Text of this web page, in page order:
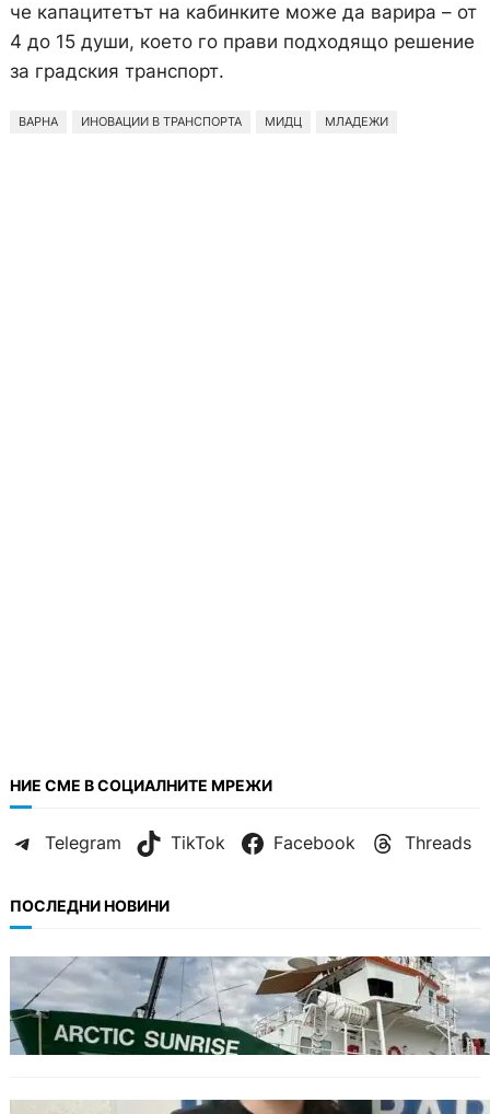
че капацитетът на кабинките може да варира – от
4 до 15 души, което го прави подходящо решение
за градския транспорт.
ВАРНА ИНОВАЦИИ В ТРАНСПОРТА МИДЦ МЛАДЕЖИ
НИЕ СМЕ В СОЦИАЛНИТЕ МРЕЖИ
Telegram TikTok Facebook Threads
ПОСЛЕДНИ НОВИНИ
БЪЛГАРИЯ
Корабът на „Грийнпийс“ пристигна във
Варна с кампания за опазване на Черно
море
ОБЩЕСТВО